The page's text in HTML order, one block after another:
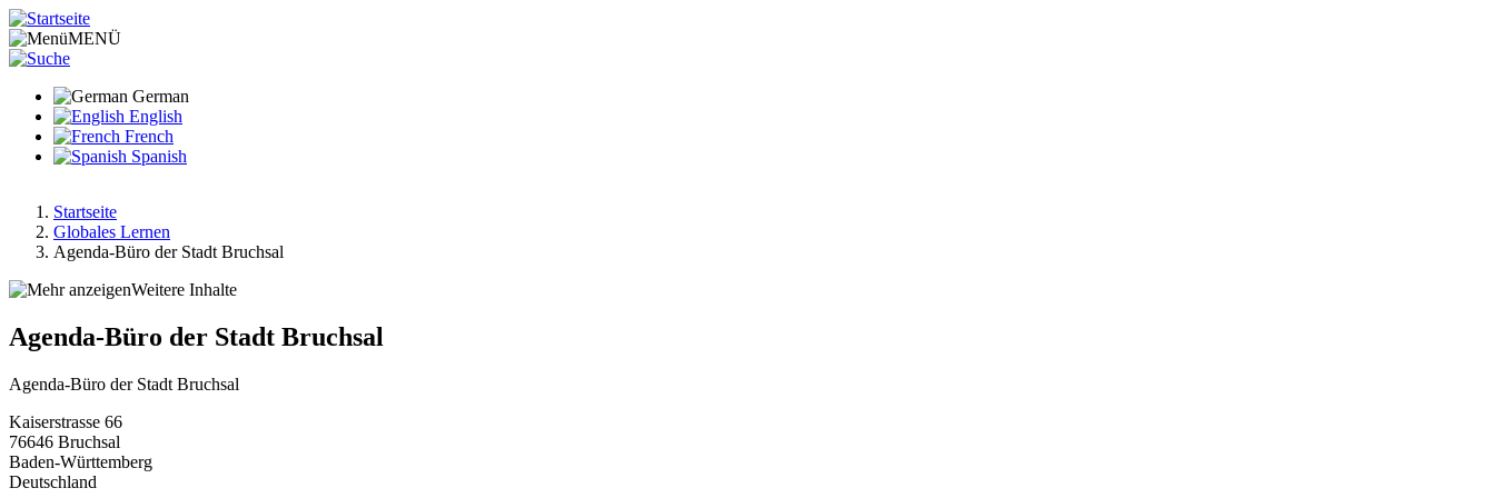
Direkt
zum
Inhalt
MENÜ
German
English
French
Spanish
Pfadnavigation
Startseite
Globales Lernen
Agenda-Büro der Stadt Bruchsal
Weitere Inhalte
Agenda-Büro der Stadt Bruchsal
Agenda-Büro der Stadt Bruchsal
Kaiserstrasse 66
76646 Bruchsal
Baden-Württemberg
Deutschland